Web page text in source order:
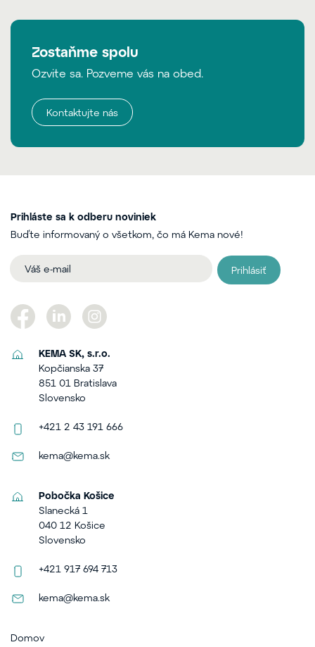
Zostaňme spolu
Ozvite sa. Pozveme vás na obed.
Kontaktujte nás
Prihláste sa k odberu noviniek
Buďte informovaný o všetkom, čo má Kema nové!
Prihlásiť
KEMA SK, s.r.o.
Kopčianska 37
851 01 Bratislava
Slovensko
+421 2 43 191 666
kema@kema.sk
Pobočka Košice
Slanecká 1
040 12 Košice
Slovensko
+421 917 694 713
kema@kema.sk
Domov